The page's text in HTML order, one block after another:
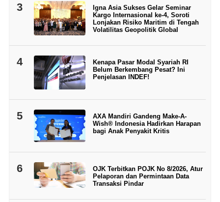
3
Igna Asia Sukses Gelar Seminar
Kargo Internasional ke-4, Soroti
Lonjakan Risiko Maritim di Tengah
Volatilitas Geopolitik Global
4
Kenapa Pasar Modal Syariah RI
Belum Berkembang Pesat? Ini
Penjelasan INDEF!
5
AXA Mandiri Gandeng Make-A-
Wish® Indonesia Hadirkan Harapan
bagi Anak Penyakit Kritis
6
OJK Terbitkan POJK No 8/2026, Atur
Pelaporan dan Permintaan Data
Transaksi Pindar